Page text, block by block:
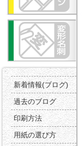
新着情報(ブログ)
過去のブログ
印刷方法
用紙の選び方